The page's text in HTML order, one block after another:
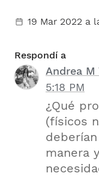
19 Mar 2022 a
Respondí a
Andrea M
5:18 PM
¿Qué
(físicos
manera